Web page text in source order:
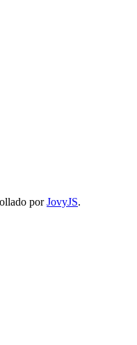
por JovyJS.